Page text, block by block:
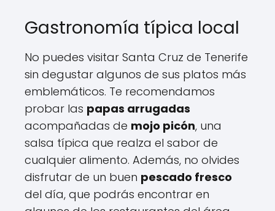
Gastronomía típica local
No puedes visitar Santa Cruz de Tenerife
sin degustar algunos de sus platos más
emblemáticos. Te recomendamos
probar las papas arrugadas
acompañadas de mojo picón, una
salsa típica que realza el sabor de
cualquier alimento. Además, no olvides
disfrutar de un buen pescado fresco
del día, que podrás encontrar en